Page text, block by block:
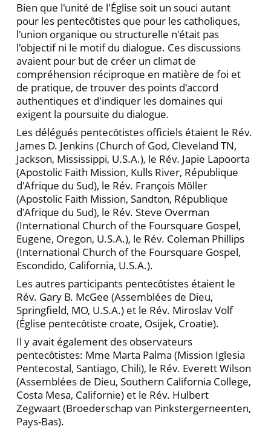
Bien que l'unité de l'Église soit un souci autant
pour les pentecȏtistes que pour les catholiques,
l'union organique ou structurelle n'était pas
l'objectif ni le motif du dialogue. Ces discussions
avaient pour but de créer un climat de
compréhension réciproque en matière de foi et
de pratique, de trouver des points d'accord
authentiques et d'indiquer les domaines qui
exigent la poursuite du dialogue.
Les délégués pentecȏtistes officiels étaient le Rév.
James D. Jenkins (Church of God, Cleveland TN,
Jackson, Mississippi, U.S.A.), le Rév. Japie Lapoorta
(Apostolic Faith Mission, Kulls River, République
d'Afrique du Sud), le Rév. François Möller
(Apostolic Faith Mission, Sandton, République
d'Afrique du Sud), le Rév. Steve Overman
(International Church of the Foursquare Gospel,
Eugene, Oregon, U.S.A.), le Rév. Coleman Phillips
(International Church of the Foursquare Gospel,
Escondido, California, U.S.A.).
Les autres participants pentecȏtistes étaient le
Rév. Gary B. McGee (Assemblées de Dieu,
Springfield, MO, U.S.A.) et le Rév. Miroslav Volf
(Église pentecȏtiste croate, Osijek, Croatie).
Il y avait également des observateurs
pentecȏtistes: Mme Marta Palma (Mission Iglesia
Pentecostal, Santiago, Chili), le Rév. Everett Wilson
(Assemblées de Dieu, Southern California College,
Costa Mesa, Californie) et le Rév. Hulbert
Zegwaart (Broederschap van Pinkstergerneenten,
Pays-Bas).